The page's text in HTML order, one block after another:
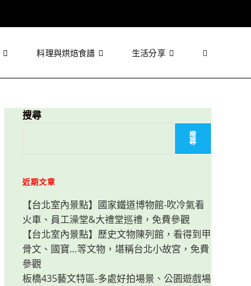
料理與烘焙食譜 生活分享 Toggle
search
搜尋
搜
尋
近期文章
【台北室內景點】國家鐵道博物館-吹冷氣看
火車、員工澡堂&大禮堂巡禮，免費參觀
【台北室內景點】歷史文物陳列館，看得到甲
骨文、國寶…等文物，堪稱台北小故宮，免費
參觀
板橋435藝文特區-多處好拍場景、公園遊戲場